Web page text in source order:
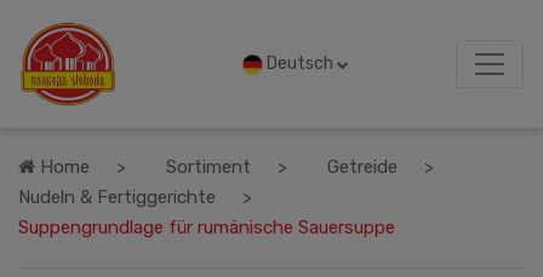
Deutsch
Home Sortiment
Getreide
Nudeln & Fertiggerichte
Suppengrundlage für rumänische Sauersuppe